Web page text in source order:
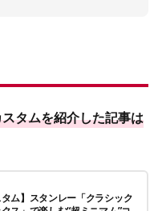
タムを紹介した記事は
タム】スタンレー「クラシック